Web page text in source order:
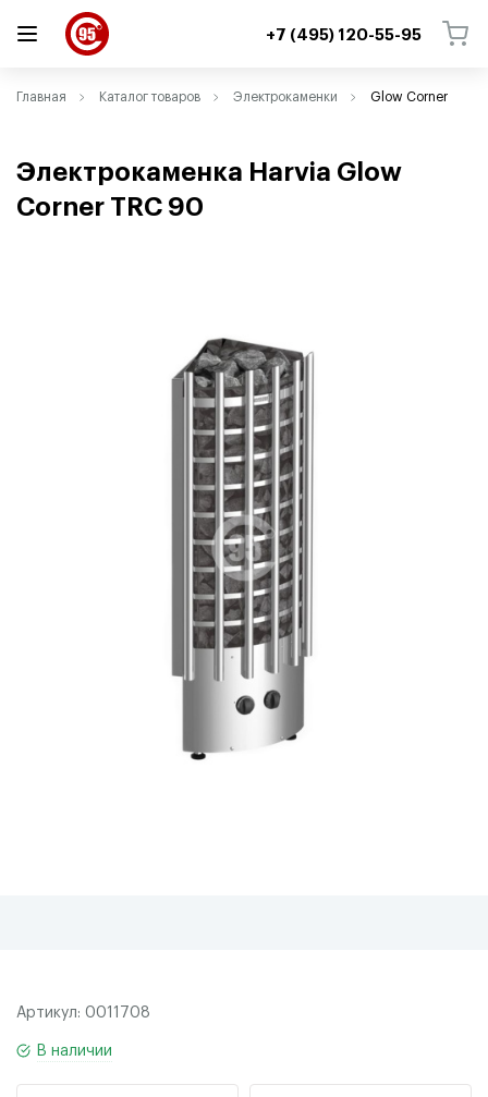
+7 (495) 120-55-95
Главная Каталог товаров Электрокаменки Glow Corner
Электрокаменка Harvia Glow
Corner TRC 90
Артикул: 0011708
В наличии
ВЕРНУТЬСЯ
ВЕРНУТЬСЯ